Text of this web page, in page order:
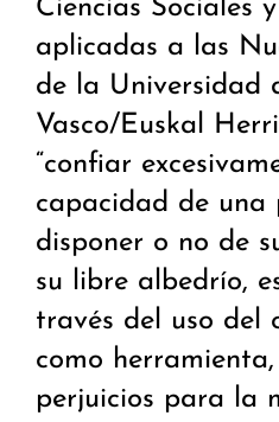
Ciencias Sociales
aplicadas a las
de la Universidad
Vasco/Euskal
“confiar
capacidad de una
disponer o no de
su libre albedrío,
través del uso del
como
perjuicios para la